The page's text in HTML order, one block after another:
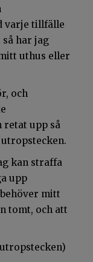
varje tillfälle
har jag
uthus eller
och
retat upp så
kan straffa
upp
mitt
tomt, och att